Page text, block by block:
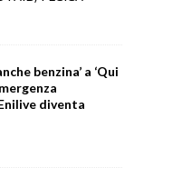
benzina’ a ‘Qui
diventa